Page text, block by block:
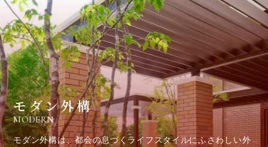
モダン外構
MODERN
モダン外構は、都会の息づくライフスタイルにふさわしい外